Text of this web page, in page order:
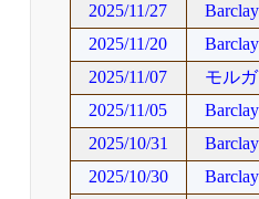
2025/11/27
2025/11/20
2025/11/07
モル
2025/11/05
2025/10/31
2025/10/30